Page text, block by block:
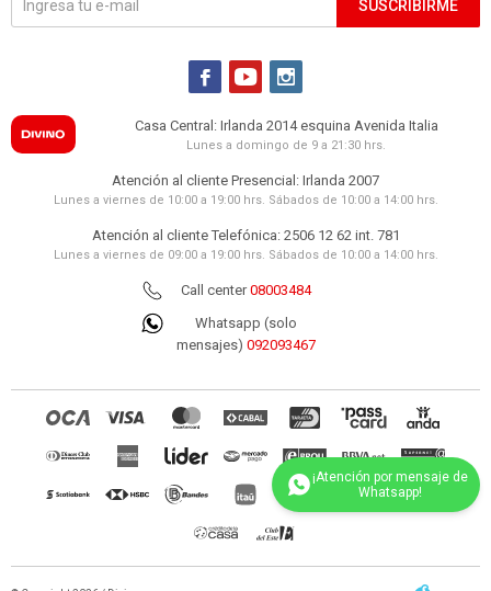
SUSCRIBIRME
  
Casa Central: Irlanda 2014 esquina Avenida Italia
Lunes a domingo de 9 a 21:30 hrs.
Atención al cliente Presencial: Irlanda 2007
Lunes a viernes de 10:00 a 19:00 hrs. Sábados de 10:00 a 14:00 hrs.
Atención al cliente Telefónica: 2506 12 62 int. 781
Lunes a viernes de 09:00 a 19:00 hrs. Sábados de 10:00 a 14:00 hrs.
Call center08003484
Whatsapp (solo
mensajes) 092093467